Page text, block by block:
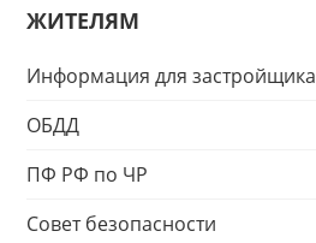
ЖИТЕЛЯМ
Информация для застройщика
ОБДД
ПФ РФ по ЧР
Совет безопасности